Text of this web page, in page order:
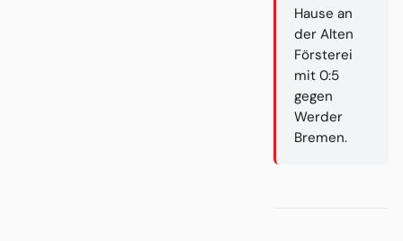
Hause an
der Alten
Försterei
mit 0:5
gegen
Werder
Bremen.